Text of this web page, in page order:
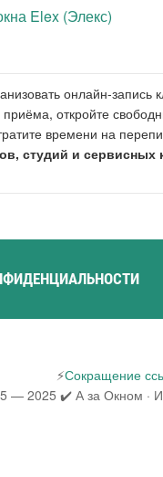
Elex (Элекс)
онлайн-
приёма, откройте
времени на
студий и
⚡Сокращение
— 2025 ✔️ А за Окном ·